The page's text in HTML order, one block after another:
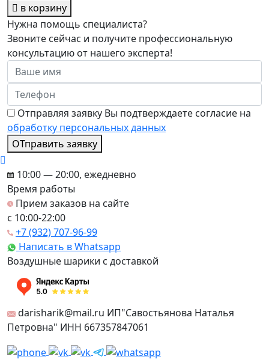
в корзину
Нужна помощь специалиста?
Звоните сейчас и получите профессиональную
консультацию от нашего эксперта!
Отправляя заявку Вы подтверждаете согласие на
обработку персональных данных
ОТправить заявку
10:00 — 20:00, ежедневно
Время работы
Прием заказов на сайте
c 10:00-22:00
+7 (932) 707-96-99
Написать в Whatsapp
Воздушные шарики с доставкой
darisharik@mail.ru ИП"Савостьянова Наталья
Петровна" ИНН 667357847061